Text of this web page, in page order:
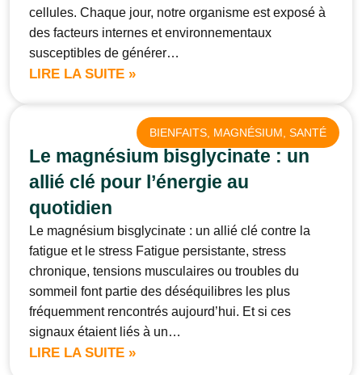
cellules. Chaque jour, notre organisme est exposé à
des facteurs internes et environnementaux
susceptibles de générer…
LIRE LA SUITE »
BIENFAITS, MAGNÉSIUM SANTÉ
Le magnésium bisglycinate : un
allié clé pour l’énergie au
quotidien
Le magnésium bisglycinate : un allié clé contre la
fatigue et le stress Fatigue persistante, stress
chronique, tensions musculaires ou troubles du
sommeil font partie des déséquilibres les plus
fréquemment rencontrés aujourd’hui. Et si ces
signaux étaient liés à un…
LIRE LA SUITE »